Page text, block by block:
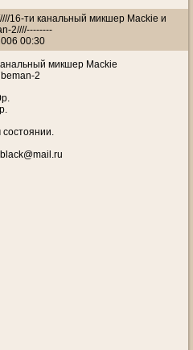
16-ти канальный микшер Mackie и
2////--------
00:30
микшер Mackie
2
состоянии.